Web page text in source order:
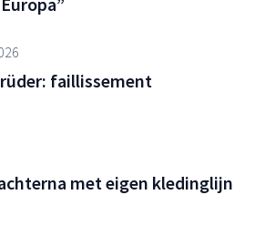
faillissement
met eigen kledinglijn